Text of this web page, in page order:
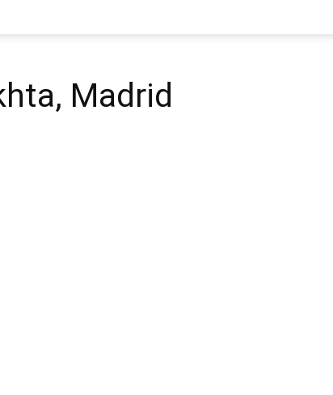
Madrid